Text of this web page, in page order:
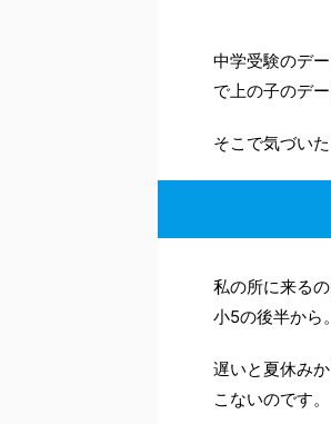
中学受験のデ
で上の子のデ
そこで気づいた
私の所に来る
小5の後半から。
遅いと夏休み
こないのです。